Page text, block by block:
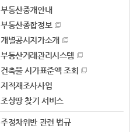
부동산중개안내
부동산종합정보
개별공시지가소개
부동산거래관리시스템
건축물 시가표준액 조회
지적재조사사업
조상땅 찾기 서비스
주정차위반 관련 법규